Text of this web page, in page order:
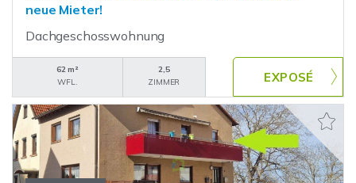
neue Mieter!
Dachgeschosswohnung
62 m²
WFL.
2,5
ZIMMER